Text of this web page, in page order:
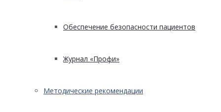
Обеспечение безопасности пациентов
Журнал «Профи»
Методические рекомендации